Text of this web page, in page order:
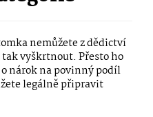
nemůžete z dědictví
tak vyškrtnout. Přesto ho
nárok na povinný podíl
legálně připravit